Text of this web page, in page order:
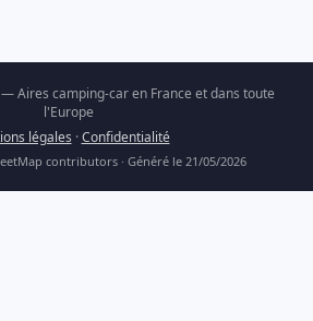
Aires camping-car en France et dans toute
l'Europe
légales ·Confidentialité
contributors · Généré le 21/05/2026